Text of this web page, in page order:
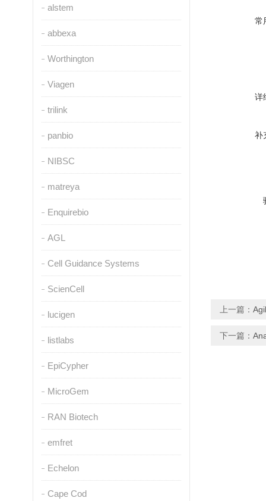
alstem
abbexa
Worthington
Viagen
trilink
panbio
NIBSC
matreya
Enquirebio
AGL
Cell Guidance Systems
ScienCell
lucigen
listlabs
EpiCypher
MicroGem
RAN Biotech
emfret
Echelon
Cape Cod
常
详
补
上一篇：
下一篇：